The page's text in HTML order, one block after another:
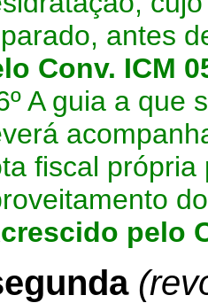
antes
Conv. ICM
A guia a que
fiscal
pelo